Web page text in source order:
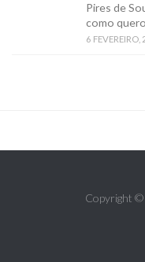
Pires de
como
6 FEVEREIRO,
Copyright ©